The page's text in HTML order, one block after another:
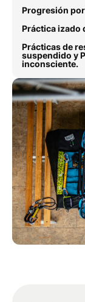
Progresión
Práctica izado
Prácticas de
suspendido y
inconsciente.